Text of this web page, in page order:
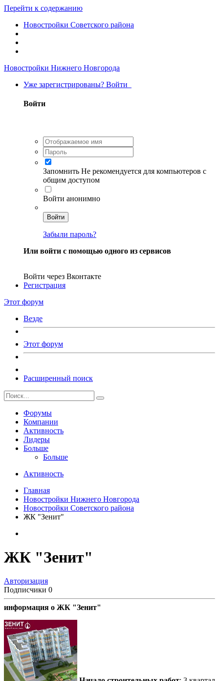
Перейти к содержанию
Новостройки Советского района
Новостройки Нижнего Новгорода
Уже зарегистрированы? Войти
Войти
Запомнить Не рекомендуется для компьютеров с
общим доступом
Войти анонимно
Войти
Забыли пароль?
Или войти с помощью одного из сервисов
Войти через Вконтакте
Регистрация
Этот форум
Везде
Этот форум
Расширенный поиск
Форумы
Компании
Активность
Лидеры
Больше
Больше
Активность
Главная
Новостройки Нижнего Новгорода
Новостройки Советского района
ЖК "Зенит"
ЖК "Зенит"
Авторизация
Подписчики 0
информация о ЖК "Зенит"